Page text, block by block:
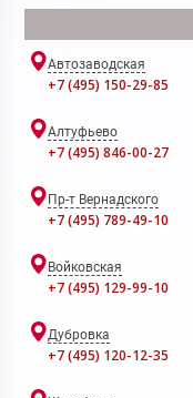
Автозаводская
+7 (495) 150-29-85
Алтуфьево
+7 (495) 846-00-27
Пр-т Вернадского
+7 (495) 789-49-10
Войковская
+7 (495) 129-99-10
Дубровка
+7 (495) 120-12-35